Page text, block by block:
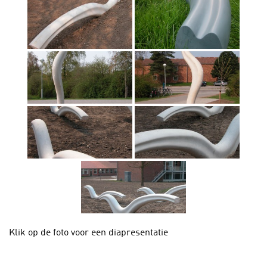
Klik op de foto voor een diapresentatie